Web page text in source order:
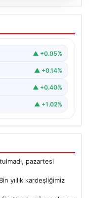
▲ +0.05%
▲ +0.14%
▲ +0.40%
▲ +1.02%
pazartesi
yıllık kardeşliğimiz